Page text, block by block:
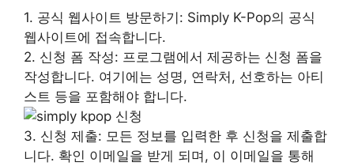
1. 공식 웹사이트 방문하기: Simply K-Pop의 공식
웹사이트에 접속합니다.
2. 신청 폼 작성: 프로그램에서 제공하는 신청 폼을
작성합니다. 여기에는 성명, 연락처, 선호하는 아티
스트 등을 포함해야 합니다.
3. 신청 제출: 모든 정보를 입력한 후 신청을 제출합
니다. 확인 이메일을 받게 되며, 이 이메일을 통해